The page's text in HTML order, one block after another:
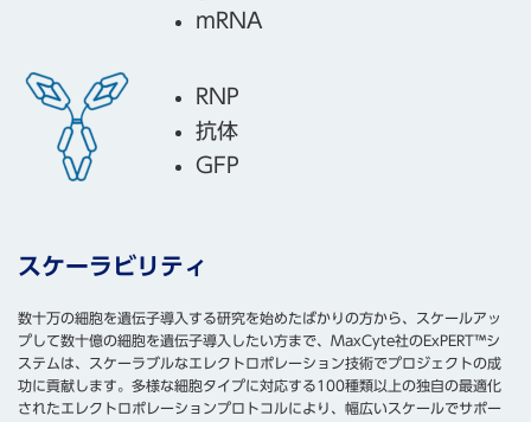
mRNA
RNP
抗体
GFP
スケーラビリティ
数十万の細胞を遺伝子導入する研究を始めたばかりの方から、スケールアッ
プして数十億の細胞を遺伝子導入したい方まで、MaxCyte社のExPERT™シ
ステムは、スケーラブルなエレクトロポレーション技術でプロジェクトの成
功に貢献します。 多様な細胞タイプに対応する100種類以上の独自の最適化
されたエレクトロポレーションプロトコルにより、幅広いスケールでサポー